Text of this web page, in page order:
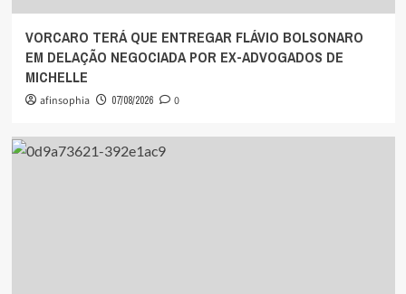
VORCARO TERÁ QUE ENTREGAR FLÁVIO BOLSONARO
EM DELAÇÃO NEGOCIADA POR EX-ADVOGADOS DE
MICHELLE
afinsophia 07/08/2026 0